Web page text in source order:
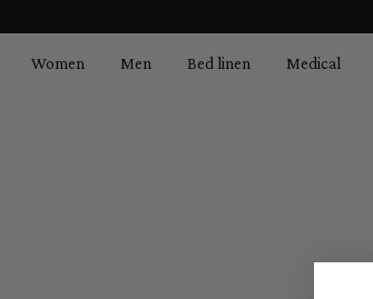
Women Men Bed linen Medical